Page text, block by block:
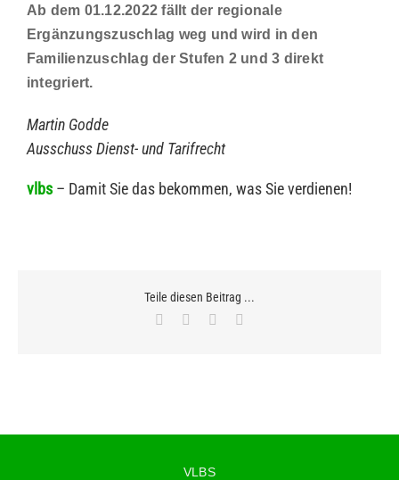
Ab dem 01.12.2022 fällt der regionale
Ergänzungszuschlag weg und wird in den
Familienzuschlag der Stufen 2 und 3 direkt
integriert.
Martin Godde
Ausschuss Dienst- und Tarifrecht
vlbs– Damit Sie das bekommen, was Sie verdienen!
Teile diesen Beitrag ...
Facebook WhatsApp
VLBS